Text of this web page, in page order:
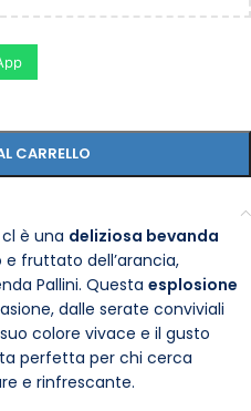
CARRELLO
cl è una deliziosa bevanda
fruttato dell’arancia,
Pallini. Questa esplosione
dalle serate conviviali
colore vivace e il gusto
perfetta per chi cerca
e rinfrescante.